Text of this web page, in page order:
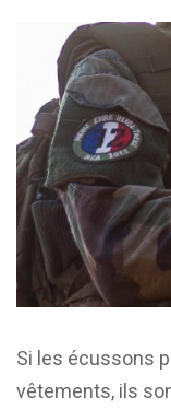
Si les écussons
vêtements, ils